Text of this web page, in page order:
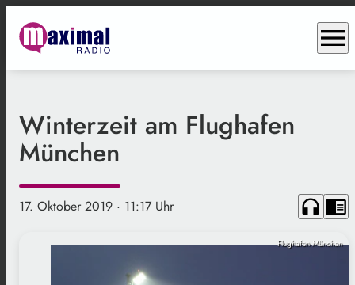
menu
Winterzeit am Flughafen
München
17. Oktober 2019 · 11:17 Uhr headphones chrome_reader_mode
Flughafen München